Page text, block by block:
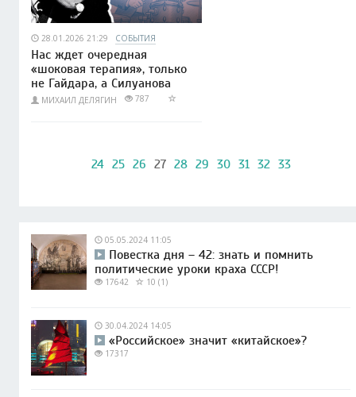
28.01.2026 21:29 СОБЫТИЯ
Нас ждет очередная
«шоковая терапия», только
не Гайдара, а Силуанова
МИХАИЛ ДЕЛЯГИН 787
24 25 26 27 28 29 30 31 32 33
05.05.2024 11:05
Повестка дня – 42: знать и помнить
политические уроки краха СССР!
17642 10 (1)
30.04.2024 14:05
«Российское» значит «китайское»?
17317